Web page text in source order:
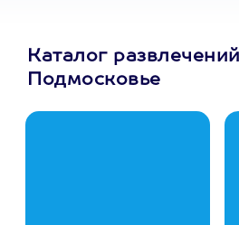
Каталог
Подмосковье